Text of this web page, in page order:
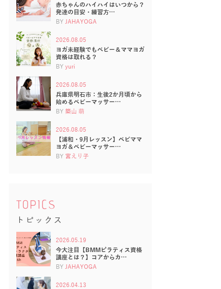
赤ちゃんのハイハイはいつから？
発達の目安・練習方…
BY JAHAYOGA
2026.08.05
ヨガ未経験でもベビー＆ママヨガ
資格は取れる？
BY yuri
2026.08.05
兵庫県明石市：生後2か月頃から
始めるベビーマッサー…
BY 築山 萌
2026.08.05
【浦和・9月レッスン】ベビママ
ヨガ＆ベビーマッサー…
BY 宮えり子
TOPICS
トピックス
2026.05.19
今大注目【BMMピラティス資格
講座とは？】コアからカ…
BY JAHAYOGA
2026.04.13